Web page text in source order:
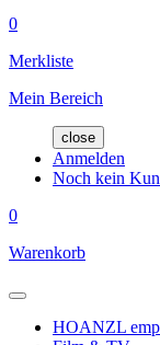
0
Merkliste
Mein Bereich
close
Anmelden
Noch kein
0
Warenkorb
HOANZL